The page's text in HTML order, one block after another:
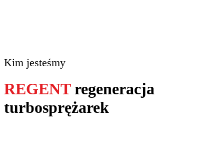
Kim jesteśmy
REGENTregeneracja
turbosprężarek